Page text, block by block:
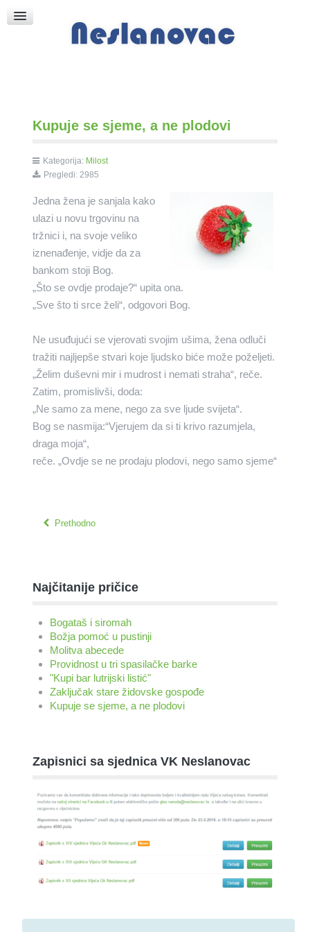
Crkva sv. Marka
Put k Bogu
Kupuje se sjeme, a ne plodovi
Kategorija: Milost
Pregledi: 2985
Jedna žena je sanjala kako
ulazi u novu trgovinu na
tržnici i, na svoje veliko
iznenađenje, vidje da za
bankom stoji Bog.
„Što se ovdje prodaje?“ upita ona.
„Sve što ti srce želi“, odgovori Bog.
Ne usuđujući se vjerovati svojim ušima, žena odluči
tražiti najljepše stvari koje ljudsko biće može poželjeti.
„Želim duševni mir i mudrost i nemati straha“, reče.
Zatim, promislivši, doda:
„Ne samo za mene, nego za sve ljude svijeta“.
Bog se nasmija:“Vjerujem da si ti krivo razumjela,
draga moja“,
reče. „Ovdje se ne prodaju plodovi, nego samo sjeme“
Prethodno
Najčitanije pričice
Bogataš i siromah
Božja pomoć u pustinji
Molitva abecede
Providnost u tri spasilačke barke
"Kupi bar lutrijski listić"
Zaključak stare židovske gospođe
Kupuje se sjeme, a ne plodovi
Zapisnici sa sjednica VK Neslanovac